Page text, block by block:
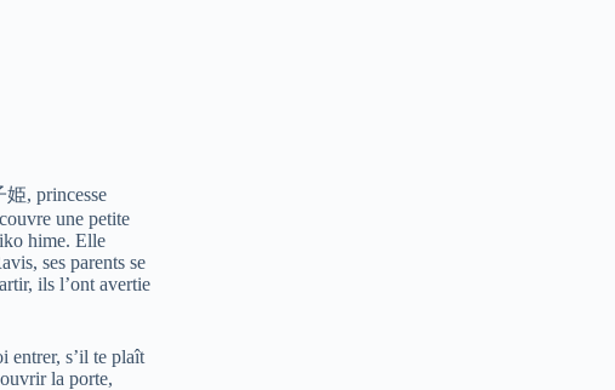
姫, princesse
une petite
hime. Elle
ses parents se
ils l’ont avertie
entrer, s’il te plaît
la porte,